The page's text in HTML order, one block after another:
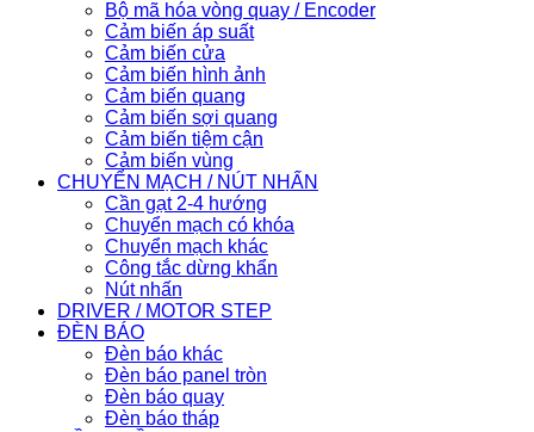
Bộ mã hóa vòng quay / Encoder
Cảm biến áp suất
Cảm biến cửa
Cảm biến hình ảnh
Cảm biến quang
Cảm biến sợi quang
Cảm biến tiệm cận
Cảm biến vùng
CHUYỂN MẠCH / NÚT NHẤN
Cần gạt 2-4 hướng
Chuyển mạch có khóa
Chuyển mạch khác
Công tắc dừng khẩn
Nút nhấn
DRIVER / MOTOR STEP
ĐÈN BÁO
Đèn báo khác
Đèn báo panel tròn
Đèn báo quay
Đèn báo tháp